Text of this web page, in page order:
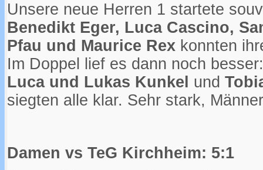
Unsere neue Herren 1 startete
Benedikt Eger, Luca Cascino,
Pfau und Maurice Rex konnten
Im Doppel lief es dann noch
Luca und Lukas Kunkel und
siegten alle klar. Sehr stark,
Damen vs TeG Kirchheim: 5:1